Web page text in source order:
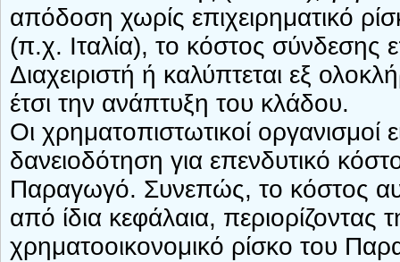
απόδοση χωρίς επιχειρηματικό
(π.χ. Ιταλία), το κόστος σύνδεσης
Διαχειριστή ή καλύπτεται εξ
έτσι την ανάπτυξη του κλάδου.
Οι χρηματοπιστωτικοί οργανισμοί
δανειοδότηση για επενδυτικό
Παραγωγό. Συνεπώς, το κόστος
από ίδια κεφάλαια, περιορίζοντας
χρηματοοικονομικό ρίσκο του